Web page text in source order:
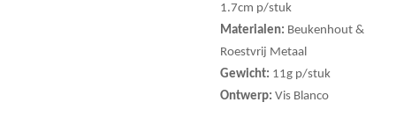
1.7cm p/stuk
Materialen: Beukenhout &
Roestvrij Metaal
Gewicht: 11g p/stuk
Ontwerp: Vis Blanco